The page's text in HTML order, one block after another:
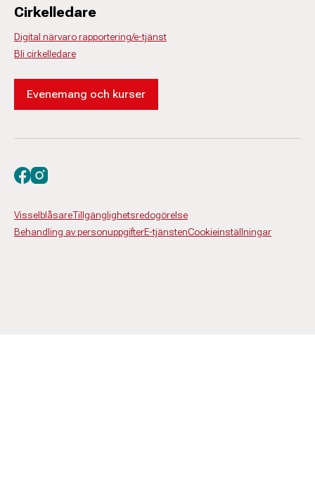
Cirkelledare
Digital närvaro rapportering/e-tjänst
Bli cirkelledare
Evenemang och kurser
VisselblåsareTillgänglighetsredogörelse
Behandling av personuppgifterE-tjänstenCookieinställningar
Besök oss på facebook
Besök oss på instagram